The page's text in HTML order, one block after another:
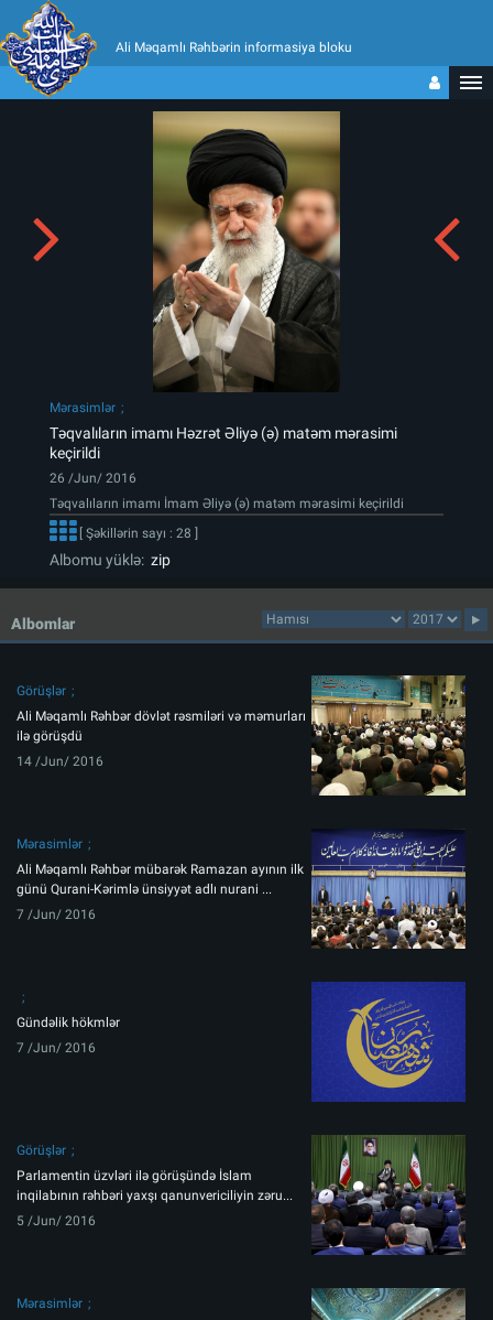
Ali Məqamlı Rəhbərin informasiya bloku
Mərasimlər
Təqvalıların imamı Həzrət Əliyə (ə) matəm mərasimi
keçirildi
26 /Jun/ 2016
Təqvalıların imamı İmam Əliyə (ə) matəm mərasimi keçirildi
[ Şəkillərin sayı : 28 ]
Albomu yüklə: zip
Albomlar
Görüşlər
Ali Məqamlı Rəhbər dövlət rəsmiləri və məmurları
ilə görüşdü
14 /Jun/ 2016
Mərasimlər
Ali Məqamlı Rəhbər mübarək Ramazan ayının ilk
günü Qurani-Kərimlə ünsiyyət adlı nurani ...
7 /Jun/ 2016
Gündəlik hökmlər
7 /Jun/ 2016
Görüşlər
Parlamentin üzvləri ilə görüşündə İslam
inqilabının rəhbəri yaxşı qanunvericiliyin zəru...
5 /Jun/ 2016
Mərasimlər